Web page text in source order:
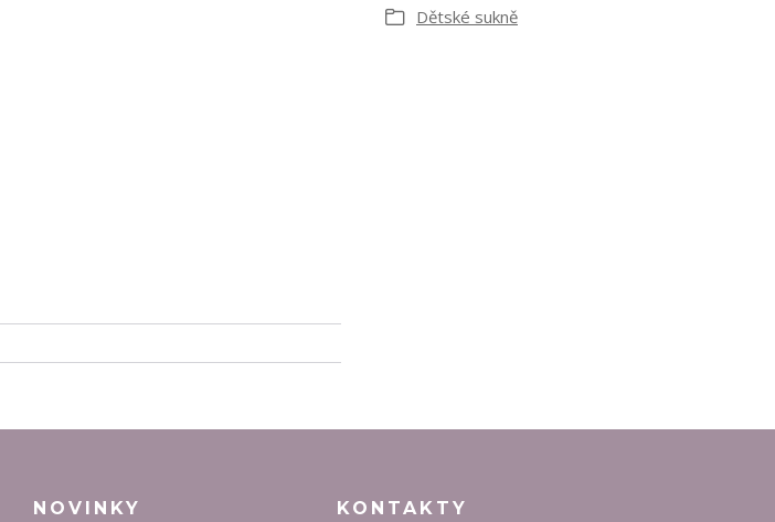
Dětské sukně
NOVINKY KONTAKTY